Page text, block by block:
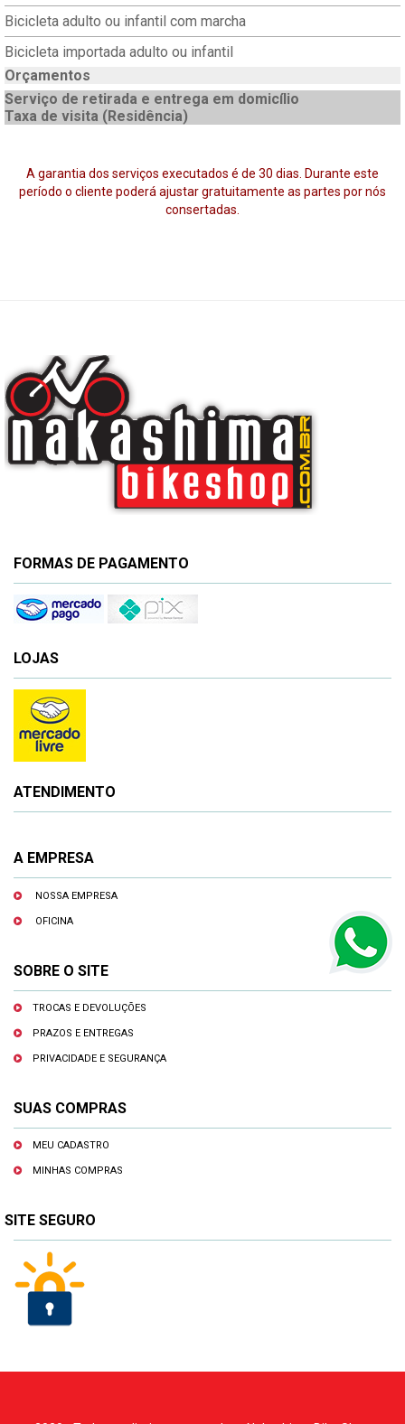
Bicicleta adulto ou infantil com marcha
Bicicleta importada adulto ou infantil
Orçamentos
Serviço de retirada e entrega em domicílio
Taxa de visita (Residência)
A garantia dos serviços executados é de 30 dias. Durante este
período o cliente poderá ajustar gratuitamente as partes por nós
consertadas.
FORMAS DE PAGAMENTO
LOJAS
ATENDIMENTO
A EMPRESA
NOSSA EMPRESA
OFICINA
SOBRE O SITE
TROCAS E DEVOLUÇÕES
PRAZOS E ENTREGAS
PRIVACIDADE E SEGURANÇA
SUAS COMPRAS
MEU CADASTRO
MINHAS COMPRAS
SITE SEGURO